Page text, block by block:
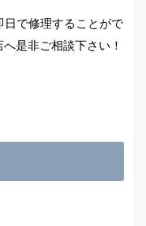
で修理することがで
是非ご相談下さい！